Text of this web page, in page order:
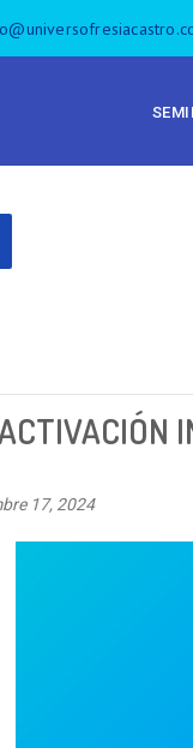
17, 2024